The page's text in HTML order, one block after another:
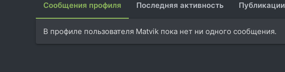
Сообщения профиля Последняя активность Публикации
В профиле пользователя Matvik пока нет ни одного сообщения.